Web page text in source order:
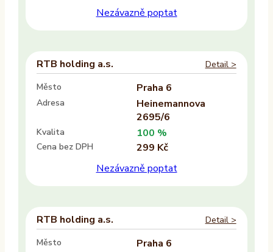
Ne
Recepce
Ne
Vlastník nemovitosti
Ano
ALTAXO SE
COMEFLEX CONSULTING s.r.o.
Nezávazně poptat
RTB holding a.s.
Detail >
Město
Praha 6
Adresa
Heinemannova
2695/6
Kvalita 100 %
Cena bez DPH
299 Kč
Nezávazně poptat
RTB holding a.s.
Detail >
Město
Praha 6